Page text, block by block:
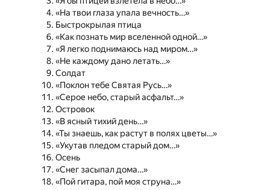
«На твои глаза упала вечность…»
Быстрокрылая птица
«Как познать мир вселенной одной…»
«Я легко поднимаюсь над миром…»
«Не каждому дано летать…»
Солдат
«Поклон тебе Святая Русь…»
«Серое небо, старый асфальт…»
Островок
«В ясный тихий день…»
«Ты знаешь, как растут в полях цветы…»
«Укутав пледом старый дом…»
Осень
«Снег засыпал дома…»
«Пой гитара, пой моя струна…»